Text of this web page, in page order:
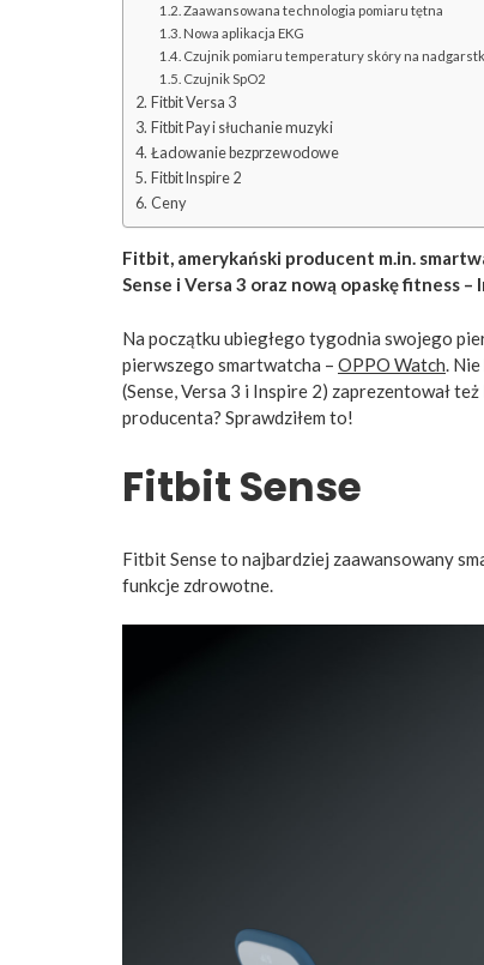
Zaawansowana technologia pomiaru tętna
Nowa aplikacja EKG
Czujnik pomiaru temperatury skóry na
Czujnik SpO2
Fitbit Versa 3
Fitbit Pay i słuchanie muzyki
Ładowanie bezprzewodowe
Fitbit Inspire 2
Ceny
Fitbit, amerykański producent m.in.
Sense i Versa 3 oraz nową opaskę fitness
Na początku ubiegłego tygodnia swojego
pierwszego smartwatcha – OPPO Watch.
(Sense, Versa 3 i Inspire 2) zaprezentował
producenta? Sprawdziłem to!
Fitbit Sense
Fitbit Sense to najbardziej zaawansowany
funkcje zdrowotne.